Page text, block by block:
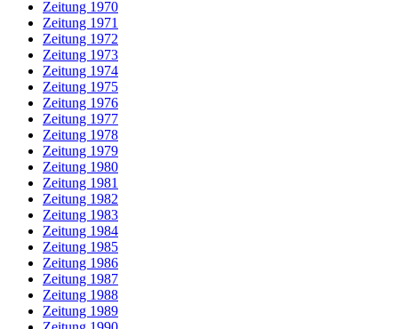
Zeitung 1970
Zeitung 1971
Zeitung 1972
Zeitung 1973
Zeitung 1974
Zeitung 1975
Zeitung 1976
Zeitung 1977
Zeitung 1978
Zeitung 1979
Zeitung 1980
Zeitung 1981
Zeitung 1982
Zeitung 1983
Zeitung 1984
Zeitung 1985
Zeitung 1986
Zeitung 1987
Zeitung 1988
Zeitung 1989